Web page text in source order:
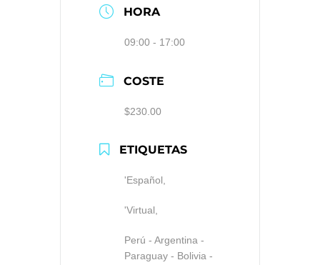
HORA
09:00 - 17:00
COSTE
$230.00
ETIQUETAS
'Español,
'Virtual,
Perú - Argentina -
Paraguay - Bolivia -